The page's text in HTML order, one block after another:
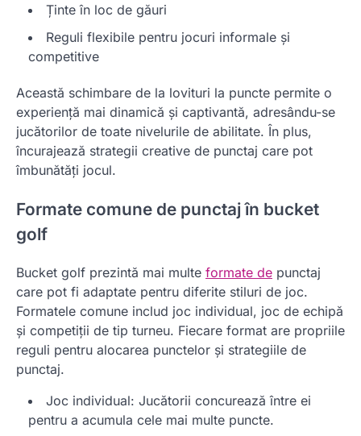
Ținte în loc de găuri
Reguli flexibile pentru jocuri informale și
competitive
Această schimbare de la lovituri la puncte permite o
experiență mai dinamică și captivantă, adresându-se
jucătorilor de toate nivelurile de abilitate. În plus,
încurajează strategii creative de punctaj care pot
îmbunătăți jocul.
Formate comune de punctaj în bucket
golf
Bucket golf prezintă mai multe formate de punctaj
care pot fi adaptate pentru diferite stiluri de joc.
Formatele comune includ joc individual, joc de echipă
și competiții de tip turneu. Fiecare format are propriile
reguli pentru alocarea punctelor și strategiile de
punctaj.
Joc individual: Jucătorii concurează între ei
pentru a acumula cele mai multe puncte.